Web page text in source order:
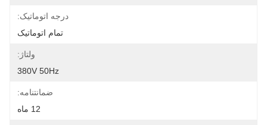
درجه اتوماتیک:
تمام اتوماتیک
ولتاژ:
380V 50Hz
ضمانتنامه:
12 ماه